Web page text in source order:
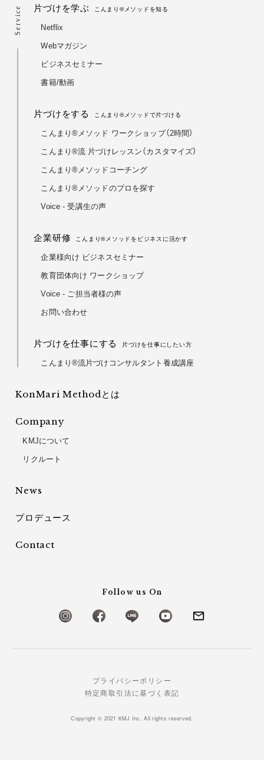
片づけを学ぶ こんまり®メソッドを知る
Netflix
Webマガジン
ビジネスセミナー
書籍/動画
片づけをする こんまり®メソッドで片づける
こんまり®メソッド ワークショップ（2時間）
こんまり®流 片づけレッスン（カスタマイズ）
こんまり®メソッドコーチング
こんまり®︎メソッドのプロを探す
Voice - 受講生の声
企業研修 こんまり®メソッドをビジネスに活かす
企業様向け ビジネスセミナー
教育団体向け ワークショップ
Voice - ご担当者様の声
お問い合わせ
片づけを仕事にする 片づけを仕事にしたい方
こんまり®流片づけコンサルタント養成講座
KonMari Methodとは
Company
KMJについて
リクルート
News
プロデュース
Contact
Follow us On
プライバシーポリシー
特定商取引法に基づく表記
Copyright © 2021 KMJ Inc. All rights reserved.